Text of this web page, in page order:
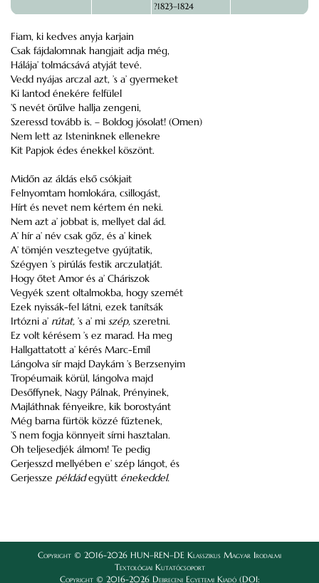
?1823–1824
Fiam, ki kedves anyja karjain
Csak fájdalomnak hangjait adja még,
Hálája’ tolmácsává atyját tevé.
Vedd nyájas arczal azt, ’s a’ gyermeket
Ki lantod énekére felfülel
’S nevét örűlve hallja zengeni,
Szeressd tovább is. – Boldog jósolat! (Omen)
Nem lett az Isteninknek ellenekre
Kit Papjok édes énekkel köszönt.
Midőn az áldás első csókjait
Felnyomtam homlokára, csillogást,
Hírt és nevet nem kértem én neki.
Nem azt a’ jobbat is, mellyet dal ád.
A’ hír a’ név csak gőz, és a’ kinek
A’ tömjén vesztegetve gyújtatik,
Szégyen ’s pirúlás festik arczulatját.
Hogy őtet Amor és a’ Cháriszok
Vegyék szent oltalmokba, hogy szemét
Ezek nyissák-fel látni, ezek tanítsák
Irtózni a’ rútat, ’s a’ mi szép, szeretni.
Ez volt kérésem ’s ez marad. Ha meg
Hallgattatott a’ kérés Marc-Emíl
Lángolva sír majd Daykám ’s Berzsenyim
Tropéumaik körül, lángolva majd
Desőffynek, Nagy Pálnak, Prényinek,
Majláthnak fényeikre, kik borostyánt
Még barna fürtök közzé fűztenek,
’S nem fogja könnyeit sírni hasztalan.
Oh teljesedjék álmom! Te pedig
Gerjesszd mellyében e’ szép lángot, és
Gerjessze példádegyütt énekeddel.
Copyright © 2016-2026 HUN–REN–DE Klasszikus Magyar Irodalmi
Textológiai Kutatócsoport
Copyright © 2016-2026 Debreceni Egyetemi Kiadó (DOI: